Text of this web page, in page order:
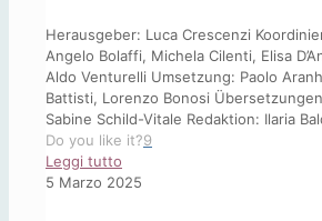
Herausgeber: Luca Crescenzi
Angelo Bolaffi, Michela Cilenti, Elisa
Aldo Venturelli Umsetzung: Paolo
Battisti, Lorenzo Bonosi
Sabine Schild-Vitale Redaktion: Ilaria
Do you like it?9
Leggi tutto
«Osservatorio
5 Marzo 2025